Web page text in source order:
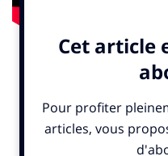
Le jury du 13eGrand Prix
l’unanimité la puissance
pertinence stratégique
marque. Une opération
de muter et d’évoluer